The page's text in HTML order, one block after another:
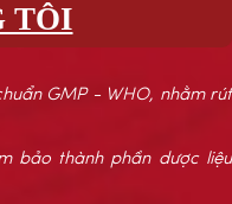
TÔI
GMP - WHO, nhằm rút
bảo thành phần dược liệu